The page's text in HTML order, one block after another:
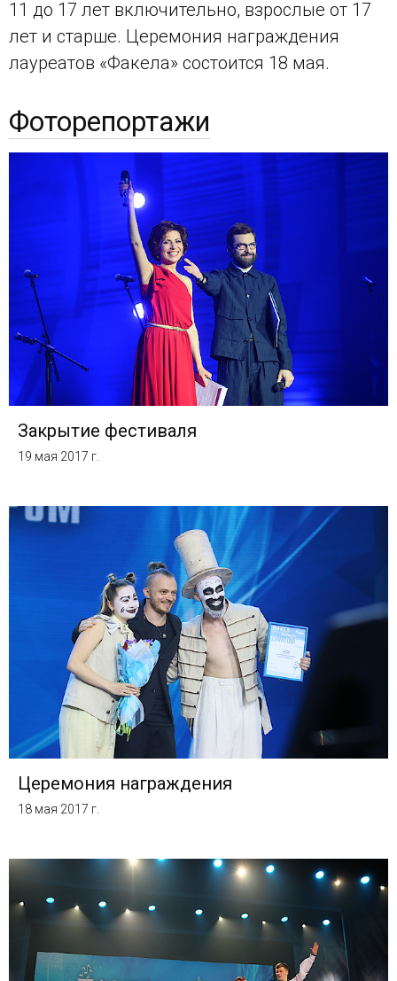
11 до 17 лет включительно, взрослые от 17
лет и старше. Церемония награждения
лауреатов «Факела» состоится 18 мая.
Фоторепортажи
Закрытие фестиваля
19 мая 2017 г.
Церемония награждения
18 мая 2017 г.